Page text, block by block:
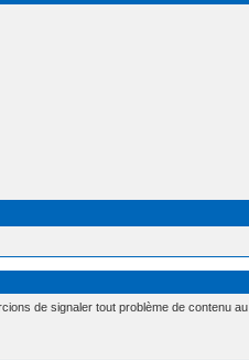
de signaler tout problème de contenu au